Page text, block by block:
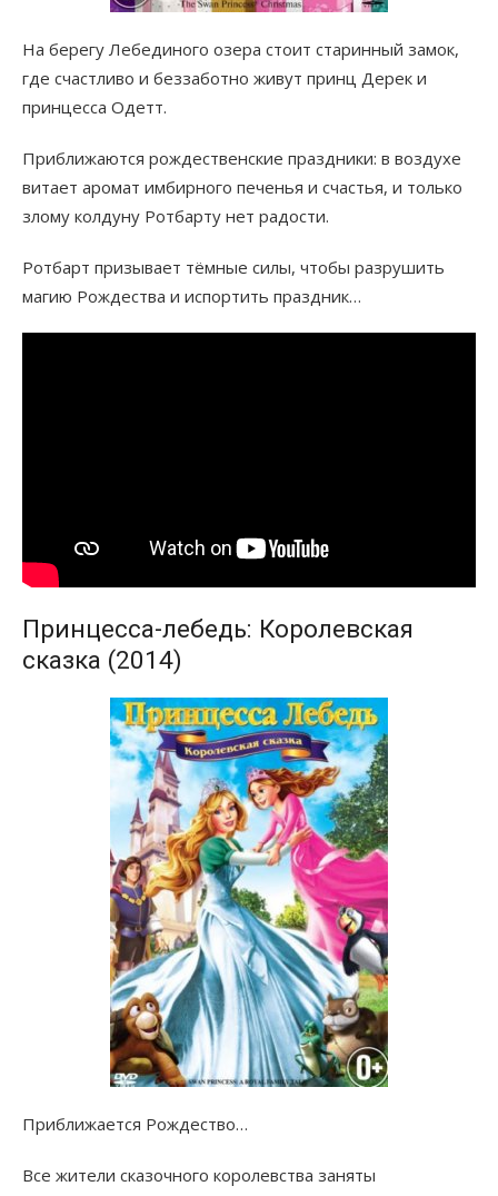
На берегу Лебединого озера стоит старинный замок,
где счастливо и беззаботно живут принц Дерек и
принцесса Одетт.
Приближаются рождественские праздники: в воздухе
витает аромат имбирного печенья и счастья, и только
злому колдуну Ротбарту нет радости.
Ротбарт призывает тёмные силы, чтобы разрушить
магию Рождества и испортить праздник…
Принцесса-лебедь: Королевская
сказка (2014)
Приближается Рождество…
Все жители сказочного королевства заняты